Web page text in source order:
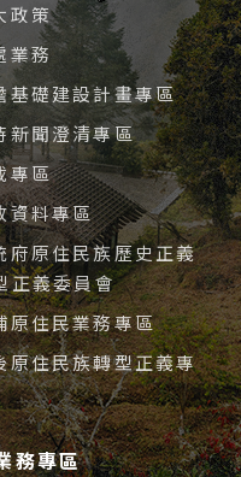
政策
業務
基礎建設計畫專區
新聞澄清專區
專區
資料專區
原住民族歷史正義
正義委員會
原住民業務專區
原住民族轉型正義專
務專區